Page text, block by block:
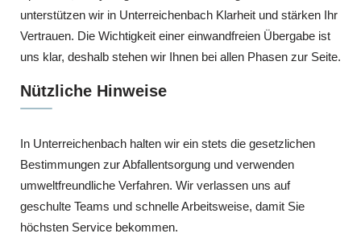
unterstützen wir in Unterreichenbach Klarheit und stärken Ihr
Vertrauen. Die Wichtigkeit einer einwandfreien Übergabe ist
uns klar, deshalb stehen wir Ihnen bei allen Phasen zur Seite.
Nützliche Hinweise
In Unterreichenbach halten wir ein stets die gesetzlichen
Bestimmungen zur Abfallentsorgung und verwenden
umweltfreundliche Verfahren. Wir verlassen uns auf
geschulte Teams und schnelle Arbeitsweise, damit Sie
höchsten Service bekommen.